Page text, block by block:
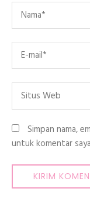
Name
Email
Situs
Web
Simpan nama,
untuk komentar